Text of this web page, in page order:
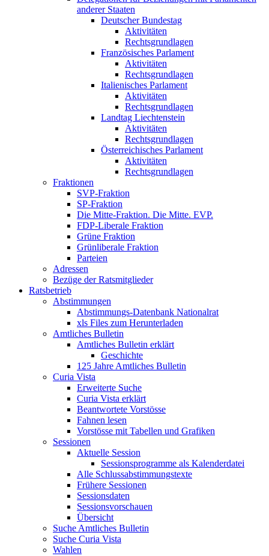
anderer Staaten
Deutscher Bundestag
Aktivitäten
Rechtsgrundlagen
Französisches Parlament
Aktivitäten
Rechtsgrundlagen
Italienisches Parlament
Aktivitäten
Rechtsgrundlagen
Landtag Liechtenstein
Aktivitäten
Rechtsgrundlagen
Österreichisches Parlament
Aktivitäten
Rechtsgrundlagen
Fraktionen
SVP-Fraktion
SP-Fraktion
Die Mitte-Fraktion. Die Mitte. EVP.
FDP-Liberale Fraktion
Grüne Fraktion
Grünliberale Fraktion
Parteien
Adressen
Bezüge der Ratsmitglieder
Ratsbetrieb
Abstimmungen
Abstimmungs-Datenbank Nationalrat
xls Files zum Herunterladen
Amtliches Bulletin
Amtliches Bulletin erklärt
Geschichte
125 Jahre Amtliches Bulletin
Curia Vista
Erweiterte Suche
Curia Vista erklärt
Beantwortete Vorstösse
Fahnen lesen
Vorstösse mit Tabellen und Grafiken
Sessionen
Aktuelle Session
Sessionsprogramme als Kalenderdatei
Alle Schlussabstimmungstexte
Frühere Sessionen
Sessionsdaten
Sessionsvorschauen
Übersicht
Suche Amtliches Bulletin
Suche Curia Vista
Wahlen